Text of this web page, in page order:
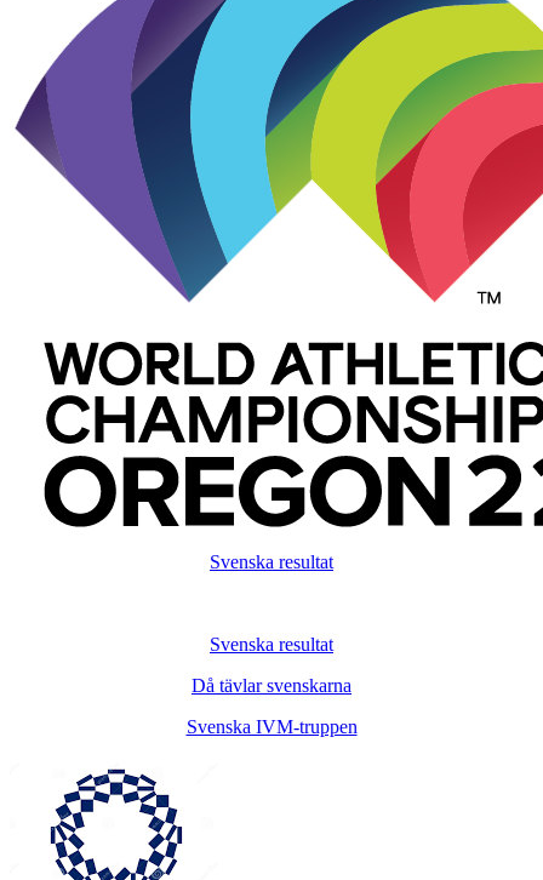
Svenska resultat
Svenska resultat
Då tävlar svenskarna
Svenska IVM-truppen